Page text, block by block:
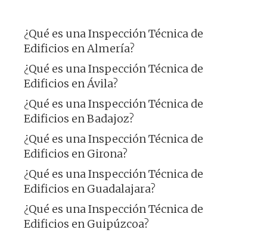
¿Qué es una Inspección Técnica de
Edificios en Almería?
¿Qué es una Inspección Técnica de
Edificios en Ávila?
¿Qué es una Inspección Técnica de
Edificios en Badajoz?
¿Qué es una Inspección Técnica de
Edificios en Girona?
¿Qué es una Inspección Técnica de
Edificios en Guadalajara?
¿Qué es una Inspección Técnica de
Edificios en Guipúzcoa?